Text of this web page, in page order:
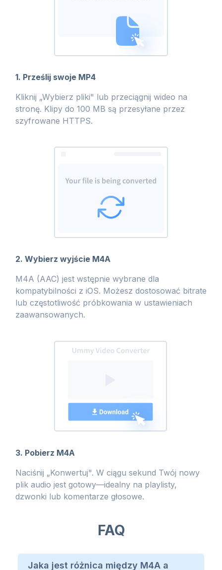
1. Prześlij swoje MP4
Kliknij „Wybierz pliki" lub przeciągnij wideo na
stronę. Klipy do 100 MB są przesyłane przez
szyfrowane HTTPS.
2. Wybierz wyjście M4A
M4A (AAC) jest wstępnie wybrane dla
kompatybilności z iOS. Możesz dostosować bitrate
lub częstotliwość próbkowania w ustawieniach
zaawansowanych.
3. Pobierz M4A
Naciśnij „Konwertuj". W ciągu sekund Twój nowy
plik audio jest gotowy—idealny na playlisty,
dzwonki lub komentarze głosowe.
FAQ
Jaka jest różnica między M4A a